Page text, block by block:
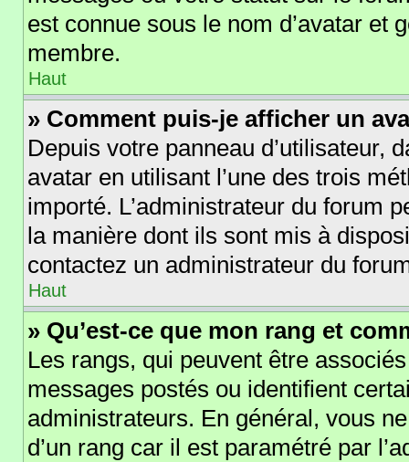
est connue sous le nom d’avatar et
membre.
Haut
» Comment puis-je afficher un
Depuis votre panneau d’utilisateur,
avatar en utilisant l’une des trois
importé. L’administrateur du forum
la manière dont ils sont mis à
contactez un administrateur du
Haut
» Qu’est-ce que mon rang et
Les rangs, qui peuvent être
messages postés ou identifient
administrateurs. En général, vous
d’un rang car il est paramétré par